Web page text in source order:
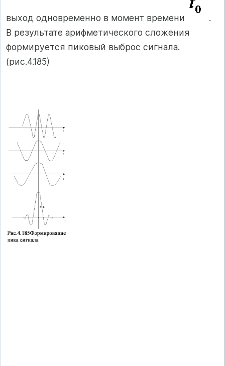
выход одновременно в момент времени
.
В результате арифметического сложения
формируется пиковый выброс сигнала.
(рис.4.185)